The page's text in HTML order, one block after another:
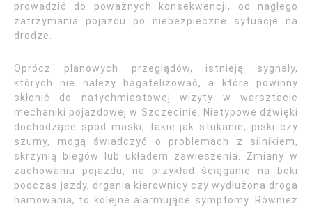
prowadzić do poważnych konsekwencji, od nagłego
zatrzymania pojazdu po niebezpieczne sytuacje na
drodze.
Oprócz planowych przeglądów, istnieją sygnały,
których nie należy bagatelizować, a które powinny
skłonić do natychmiastowej wizyty w warsztacie
mechaniki pojazdowej w Szczecinie. Nietypowe dźwięki
dochodzące spod maski, takie jak stukanie, piski czy
szumy, mogą świadczyć o problemach z silnikiem,
skrzynią biegów lub układem zawieszenia. Zmiany w
zachowaniu pojazdu, na przykład ściąganie na boki
podczas jazdy, drgania kierownicy czy wydłużona droga
hamowania, to kolejne alarmujące symptomy. Również